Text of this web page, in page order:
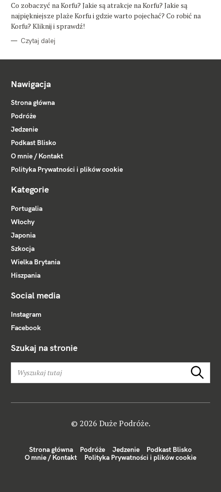
O
R
I
Co zobaczyć na Korfu? Jakie są atrakcje na Korfu? Jakie są
najpiękniejsze plaże Korfu i gdzie warto pojechać? Co robić na
Korfu? Kliknij i sprawdź!
Czytaj dalej
Nawigacja
Strona główna
Podróże
Jedzenie
Podkast Blisko
O mnie / Kontakt
Polityka Prywatności i plików cookie
Kategorie
Portugalia
Włochy
Japonia
Szkocja
Wielka Brytania
Hiszpania
Social media
Instagram
Facebook
Szukaj na stronie
Szukaj
Strona główna Podróże Jedzenie
Podkast Blisko
O mnie / Kontakt
Polityka Prywatności i plików cookie
© 2026 Duże Podróże.